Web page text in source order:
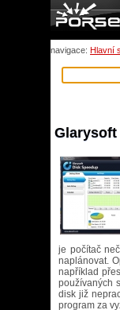
navigace: Hlavní
Glarysoft
je počítač
naplánovat.
například
používaných
disk již
program za